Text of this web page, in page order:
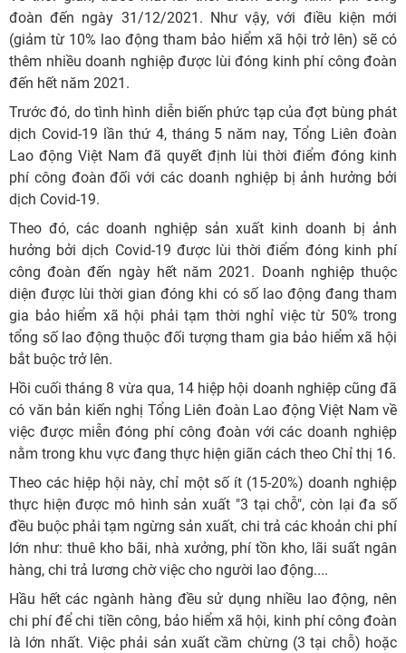
đoàn đến ngày 31/12/2021. Như vậy, với điều kiện mới
(giảm từ 10% lao động tham bảo hiểm xã hội trở lên) sẽ có
thêm nhiều doanh nghiệp được lùi đóng kinh phí công đoàn
đến hết năm 2021.
Trước đó, do tình hình diễn biến phức tạp của đợt bùng phát
dịch Covid-19 lần thứ 4, tháng 5 năm nay, Tổng Liên đoàn
Lao động Việt Nam đã quyết định lùi thời điểm đóng kinh
phí công đoàn đối với các doanh nghiệp bị ảnh hưởng bởi
dịch Covid-19.
Theo đó, các doanh nghiệp sản xuất kinh doanh bị ảnh
hưởng bởi dịch Covid-19 được lùi thời điểm đóng kinh phí
công đoàn đến ngày hết năm 2021. Doanh nghiệp thuộc
diện được lùi thời gian đóng khi có số lao động đang tham
gia bảo hiểm xã hội phải tạm thời nghỉ việc từ 50% trong
tổng số lao động thuộc đối tượng tham gia bảo hiểm xã hội
bắt buộc trở lên.
Hồi cuối tháng 8 vừa qua, 14 hiệp hội doanh nghiệp cũng đã
có văn bản kiến nghị Tổng Liên đoàn Lao động Việt Nam về
việc được miễn đóng phí công đoàn với các doanh nghiệp
nằm trong khu vực đang thực hiện giãn cách theo Chỉ thị 16.
Theo các hiệp hội này, chỉ một số ít (15-20%) doanh nghiệp
thực hiện được mô hình sản xuất "3 tại chỗ", còn lại đa số
đều buộc phải tạm ngừng sản xuất, chi trả các khoản chi phí
lớn như: thuê kho bãi, nhà xưởng, phí tồn kho, lãi suất ngân
hàng, chi trả lương chờ việc cho người lao động....
Hầu hết các ngành hàng đều sử dụng nhiều lao động, nên
chi phí để chi tiền công, bảo hiểm xã hội, kinh phí công đoàn
là lớn nhất. Việc phải sản xuất cầm chừng (3 tại chỗ) hoặc